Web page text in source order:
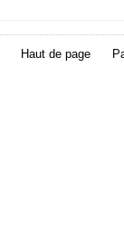
Haut de page